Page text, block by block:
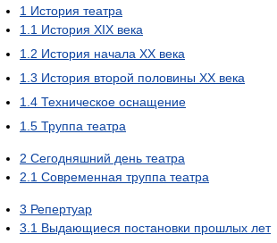
1 История театра
1.1 История XIX века
1.2 История начала XX века
1.3 История второй половины XX века
1.4 Техническое оснащение
1.5 Труппа театра
2 Сегодняшний день театра
2.1 Современная труппа театра
3 Репертуар
3.1 Выдающиеся постановки прошлых лет